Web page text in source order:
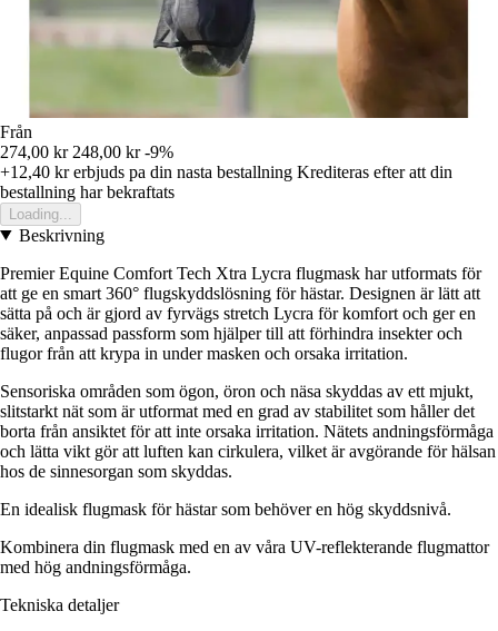
Från
274,00 kr 248,00 kr -9%
+12,40 krerbjuds pa din nasta bestallning Krediteras efter att din
bestallning har bekraftats
Loading...
Beskrivning
Premier Equine Comfort Tech Xtra Lycra flugmask har utformats för
att ge en smart 360° flugskyddslösning för hästar. Designen är lätt att
sätta på och är gjord av fyrvägs stretch Lycra för komfort och ger en
säker, anpassad passform som hjälper till att förhindra insekter och
flugor från att krypa in under masken och orsaka irritation.
Sensoriska områden som ögon, öron och näsa skyddas av ett mjukt,
slitstarkt nät som är utformat med en grad av stabilitet som håller det
borta från ansiktet för att inte orsaka irritation. Nätets andningsförmåga
och lätta vikt gör att luften kan cirkulera, vilket är avgörande för hälsan
hos de sinnesorgan som skyddas.
En idealisk flugmask för hästar som behöver en hög skyddsnivå.
Kombinera din flugmask med en av våra UV-reflekterande flugmattor
med hög andningsförmåga.
Tekniska detaljer